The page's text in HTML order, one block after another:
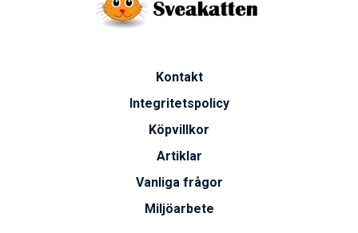
Kontakt
Integritetspolicy
Köpvillkor
Artiklar
Vanliga frågor
Miljöarbete